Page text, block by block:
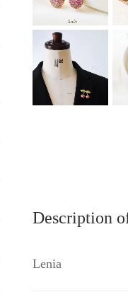
Description
Lenia